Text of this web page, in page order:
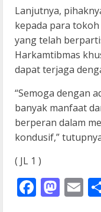
Lanjutnya,
kepada para
yang telah
Harkamtibmas
dapat terjaga
“Semoga dengan
banyak manfaat
berperan dalam
kondusif,”
( JL 1 )